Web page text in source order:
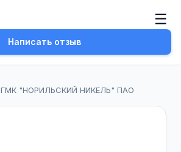
☰
Написать отзыв
ГМК "НОРИЛЬСКИЙ НИКЕЛЬ" ПАО